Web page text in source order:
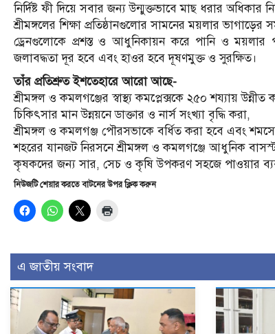
নির্দিষ্ট ফী দিয়ে সবার জন্য উন্মুক্তভাবে মাছ ধরার অধিকার
শ্রীমঙ্গলের শিক্ষা প্রতিষ্ঠানগুলোর সামনের ময়লার
ড্রেনগুলোকে প্রশস্ত ও আধুনিকায়ন করে পানি ও ময়লার
জলাবদ্ধতা দূর হবে এবং হাওর হবে দূষণমুক্ত ও সুরক্ষিত।
তাঁর প্রতিশ্রুত ইশতেহারে আরো আছে-
শ্রীমঙ্গল ও কমলগঞ্জের স্বাস্থ্য কমপ্লেক্সকে ২৫০ শয্যায় উন্নীত
চিকিৎসার মান উন্নয়নে ডাক্তার ও নার্স সংখ্যা বৃদ্ধি করা,
শ্রীমঙ্গল ও কমলগঞ্জ পৌরসভাকে বর্ধিত করা হবে এবং
শহরের যানজট নিরসনে শ্রীমঙ্গল ও কমলগঞ্জে আধুনিক
কৃষকদের জন্য সার, সেচ ও কৃষি উপকরণ সহজে পাওয়ার
নিউজটি শেয়ার করতে বাটনের উপর ক্লিক করুন
এ জাতীয় সংবাদ